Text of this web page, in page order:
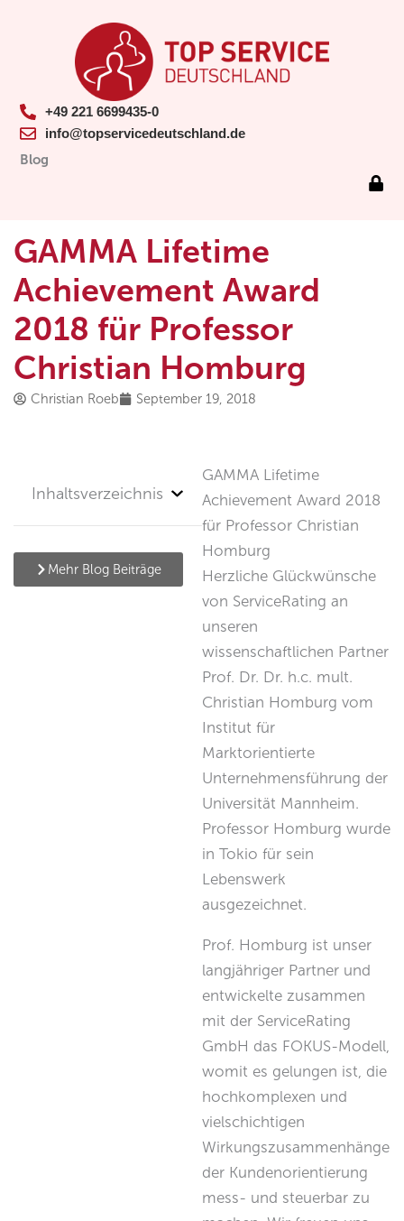
+49 221 6699435-0
info@topservicedeutschland.de
Blog
GAMMA Lifetime
Achievement Award
2018 für Professor
Christian Homburg
Christian Roeb September 19, 2018
GAMMA Lifetime
Achievement Award 2018
für Professor Christian
Homburg
Herzliche Glückwünsche
von ServiceRating an
unseren
wissenschaftlichen Partner
Prof. Dr. Dr. h.c. mult.
Christian Homburg vom
Institut für
Marktorientierte
Unternehmensführung der
Universität Mannheim.
Professor Homburg wurde
in Tokio für sein
Lebenswerk
ausgezeichnet.
Prof. Homburg ist unser
langjähriger Partner und
entwickelte zusammen
mit der ServiceRating
GmbH das FOKUS-Modell,
womit es gelungen ist, die
hochkomplexen und
vielschichtigen
Wirkungszusammenhänge
der Kundenorientierung
mess- und steuerbar zu
Inhaltsverzeichnis
Mehr Blog Beiträge